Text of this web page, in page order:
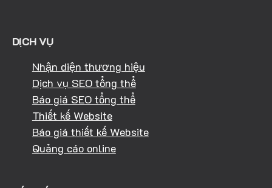
DỊCH VỤ
Nhận diện thương hiệu
Dịch vụ SEO tổng thể
Báo giá SEO tổng thể
Thiết kế Website
Báo giá thiết kế Website
Quảng cáo online